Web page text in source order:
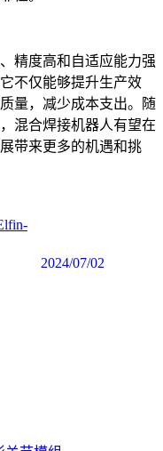
精度高和自适应能力强
不仅能够提升生产效
量，减少成本支出。随
混合焊接机器人有望在
带来更多的机遇和挑
2024/07/02